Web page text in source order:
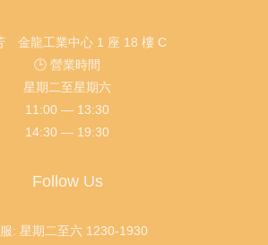
金龍工業中心 1 座 18 樓 C
🕒 營業時間
星期二至星期六
11:00 — 13:30
14:30 — 19:30
Follow Us
: 星期二至六 1230-1930